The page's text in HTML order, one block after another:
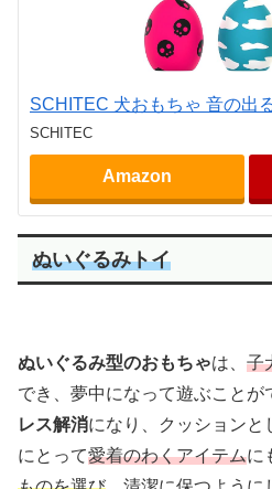
SCHITEC 犬おもちゃ 音の出
SCHITEC
Amazon
ぬいぐるみトイ
ぬいぐるみ型のおもちゃは、 子
でき、夢中になって遊ぶことが
レス解消になり、クッションと
にとって愛着のわくアイテムに